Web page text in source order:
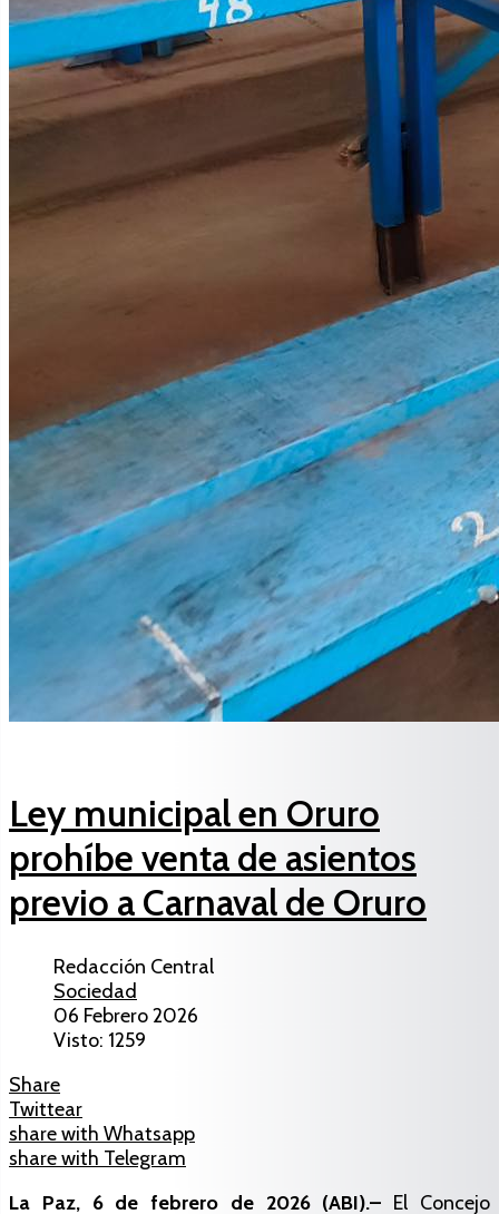
Ley municipal en Oruro
prohíbe venta de asientos
previo a Carnaval de Oruro
Redacción Central
Sociedad
06 Febrero 2026
Visto: 1259
Share
Twittear
share with Whatsapp
share with Telegram
La Paz, 6 de febrero de 2026 (ABI).– El Concejo